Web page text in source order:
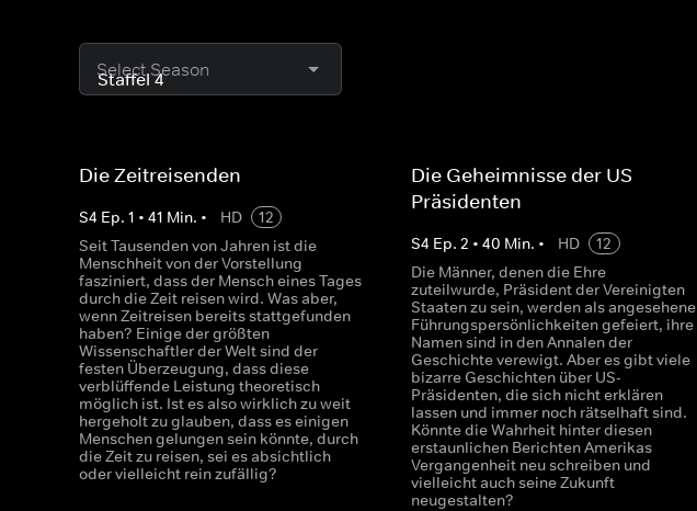
Select Season
Die Zeitreisenden
S4 Ep. 1 • 41 Min. • HD
12
Seit Tausenden von Jahren ist die
Menschheit von der Vorstellung
fasziniert, dass der Mensch eines Tages
durch die Zeit reisen wird. Was aber,
wenn Zeitreisen bereits stattgefunden
haben? Einige der größten
Wissenschaftler der Welt sind der
festen Überzeugung, dass diese
verblüffende Leistung theoretisch
möglich ist. Ist es also wirklich zu weit
hergeholt zu glauben, dass es einigen
Menschen gelungen sein könnte, durch
die Zeit zu reisen, sei es absichtlich
oder vielleicht rein zufällig?
Die Geheimnisse der US-
Präsidenten
S4 Ep.2 •40 Min. • HD
12
Die Männer, denen die Ehre
zuteilwurde, Präsident der Vereinigten
Staaten zu sein, werden als angesehene
Führungspersönlichkeiten gefeiert, ihre
Namen sind in den Annalen der
Geschichte verewigt. Aber es gibt viele
bizarre Geschichten über US-
Präsidenten, die sich nicht erklären
lassen und immer noch rätselhaft sind.
Könnte die Wahrheit hinter diesen
erstaunlichen Berichten Amerikas
Vergangenheit neu schreiben und
vielleicht auch seine Zukunft
neugestalten?